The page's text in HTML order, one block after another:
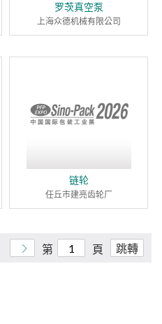
罗茨真空泵
上海众德机械有限公司
链轮
任丘市建亮齿轮厂
第 頁 跳轉